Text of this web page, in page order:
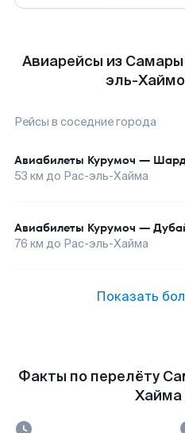
Авиарейсы из
эль-
Рейсы в соседние города
Авиабилеты Курумоч —
53 км до Рас-эль-Хайма
Авиабилеты Курумоч —
76 км до Рас-эль-Хайма
Показать
Факты по перелёту
Хайма